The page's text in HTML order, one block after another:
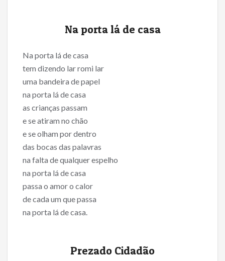
Na porta lá de casa
Na porta lá de casa
tem dizendo lar romi lar
uma bandeira de papel
na porta lá de casa
as crianças passam
e se atiram no chão
e se olham por dentro
das bocas das palavras
na falta de qualquer espelho
na porta lá de casa
passa o amor o calor
de cada um que passa
na porta lá de casa.
Prezado Cidadão